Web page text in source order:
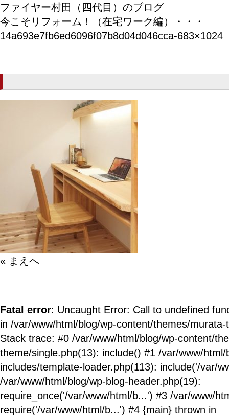
ファイヤー村田（四代目）のブログ
今こそリフォーム！（在宅ワーク編）・・・
14a693e7fb6ed6096f07b8d04d046cca-683×1024
« まえへ
Fatal error: Uncaught Error: Call to undefined
in /var/www/html/blog/wp-content/themes/
Stack trace: #0 /var/www/html/blog/wp-content/
theme/single.php(13): include() #1 /var/www/html/
includes/template-loader.php(113): include('/var/
/var/www/html/blog/wp-blog-header.php(19):
require_once('/var/www/html/b...') #3 /var/www/
require('/var/www/html/b...') #4 {main} thrown in